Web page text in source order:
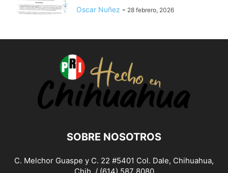
Oscar Nuñez - 28 febrero, 2026
SOBRE NOSOTROS
C. Melchor Guaspe y C. 22 #5401 Col. Dale, Chihuahua,